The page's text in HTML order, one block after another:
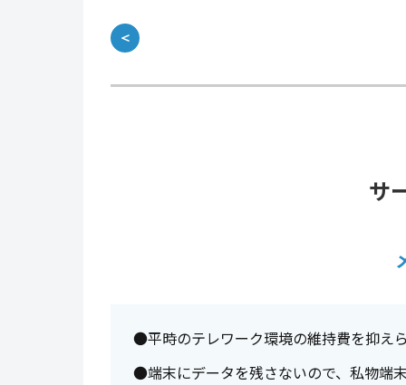
＜
サ
●平時のテレワーク環境の維持費を抑え
●端末にデータを残さないので、私物端